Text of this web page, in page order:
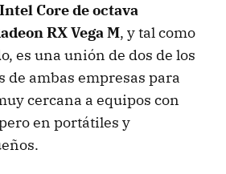
Intel Core de octava
RX Vega M, y tal como
es una unión de dos de los
de ambas empresas para
cercana a equipos con
en portátiles y